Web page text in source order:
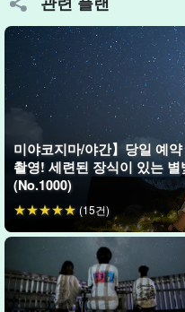
맑은 공기 속에서 밤하늘의
습니다.
미야코지마/야간】당일 예
촬영! 세련된 장식이 있는
(No.1000)
(15건)